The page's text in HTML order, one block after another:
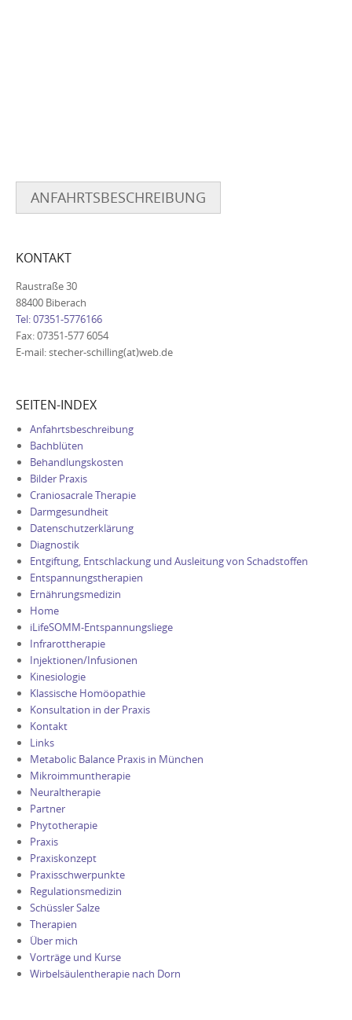
ANFAHRTSBESCHREIBUNG
KONTAKT
Raustraße 30
88400 Biberach
Tel: 07351-5776166
Fax: 07351-577 6054
E-mail: stecher-schilling(at)web.de
SEITEN-INDEX
Anfahrtsbeschreibung
Bachblüten
Behandlungskosten
Bilder Praxis
Craniosacrale Therapie
Darmgesundheit
Datenschutzerklärung
Diagnostik
Entgiftung, Entschlackung und Ausleitung von Schadstoffen
Entspannungstherapien
Ernährungsmedizin
Home
iLifeSOMM-Entspannungsliege
Infrarottherapie
Injektionen/Infusionen
Kinesiologie
Klassische Homöopathie
Konsultation in der Praxis
Kontakt
Links
Metabolic Balance Praxis in München
Mikroimmuntherapie
Neuraltherapie
Partner
Phytotherapie
Praxis
Praxiskonzept
Praxisschwerpunkte
Regulationsmedizin
Schüssler Salze
Therapien
Über mich
Vorträge und Kurse
Wirbelsäulentherapie nach Dorn